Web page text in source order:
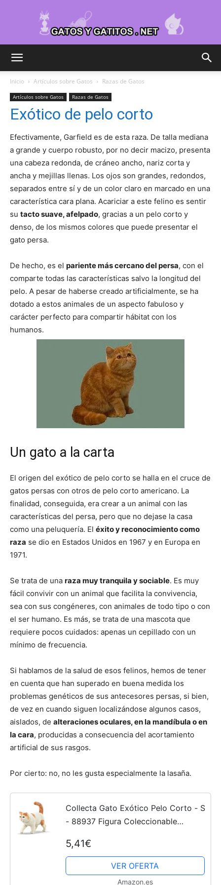
–
Fotos
Razas
Inicio Artículos sobre Gatos Razas de Gatos
Artículos sobre Gatos Razas de Gatos
Exótico de pelo corto
Efectivamente, Garfield es de esta raza. De talla mediana
a grande y cuerpo robusto, por no decir macizo, presenta
una cabeza redonda, de cráneo ancho, nariz corta y
ancha y mejillas llenas. Los ojos son grandes, redondos,
separados entre sí y de un color claro en marcado en una
característica cara plana. Acariciar a este felino es sentir
su tacto suave, afelpado, gracias a un pelo corto y
denso, de los mismos colores que puede presentar el
gato persa.
De hecho, es el pariente más cercano del persa, con el
comparte todas las características salvo la longitud del
pelo. A pesar de haberse creado artificialmente, se ha
dotado a estos animales de un aspecto fabuloso y
carácter perfecto para compartir hábitat con los
humanos.
Un gato a la carta
El origen del exótico de pelo corto se halla en el cruce de
gatos persas con otros de pelo corto americano. La
finalidad, conseguida, era crear a un animal con las
características del persa, pero que no dejase la casa
como una peluquería. El éxito y reconocimiento como
raza se dio en Estados Unidos en 1967 y en Europa en
1971.
Se trata de una raza muy tranquila y sociable. Es muy
fácil convivir con un animal que facilita la convivencia,
sea con sus congéneres, con animales de todo tipo o con
el ser humano. Es más, se trata de una mascota que
requiere pocos cuidados: apenas un cepillado con un
mínimo de frecuencia.
Si hablamos de la salud de esos felinos, hemos de tener
en cuenta que han superado en buena medida los
problemas genéticos de sus antecesores persas, si bien,
de vez en cuando siguen localizándose algunos casos,
aislados, de alteraciones oculares, en la mandíbula o en
la cara, producidas a consecuencia del acortamiento
artificial de sus rasgos.
Por cierto: no, no les gusta especialmente la lasaña.
Collecta Gato Exótico Pelo Corto - S
- 88937 Figura Coleccionable
5,41€
VER OFERTA
Amazon.es